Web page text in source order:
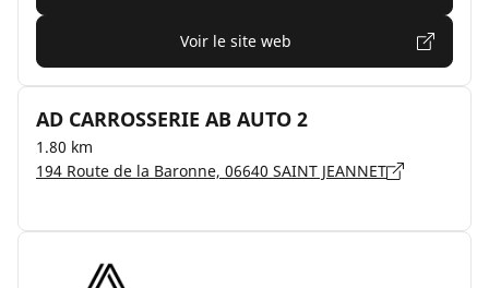
Voir le site web
AD CARROSSERIE AB AUTO 2
1.80 km
194 Route de la Baronne, 06640 SAINT JEANNET